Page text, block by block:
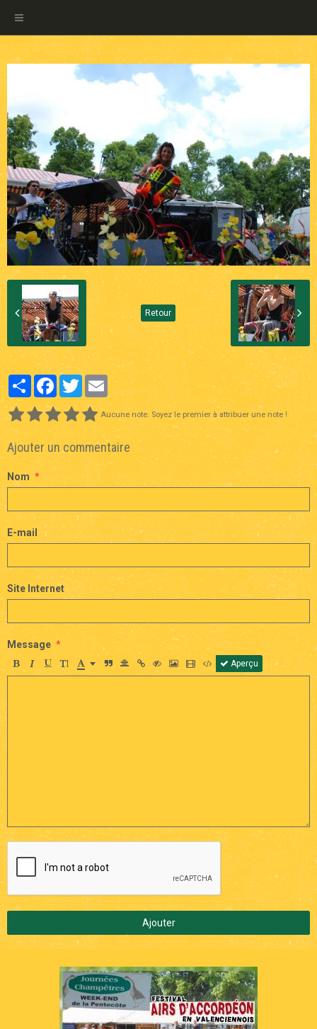
Retour
PartagerFacebook
TwitterEmail
Aucune note. Soyez le premier à attribuer une note !
Ajouter un commentaire
Nom
E-mail
Site Internet
Message
Aperçu
Ajouter